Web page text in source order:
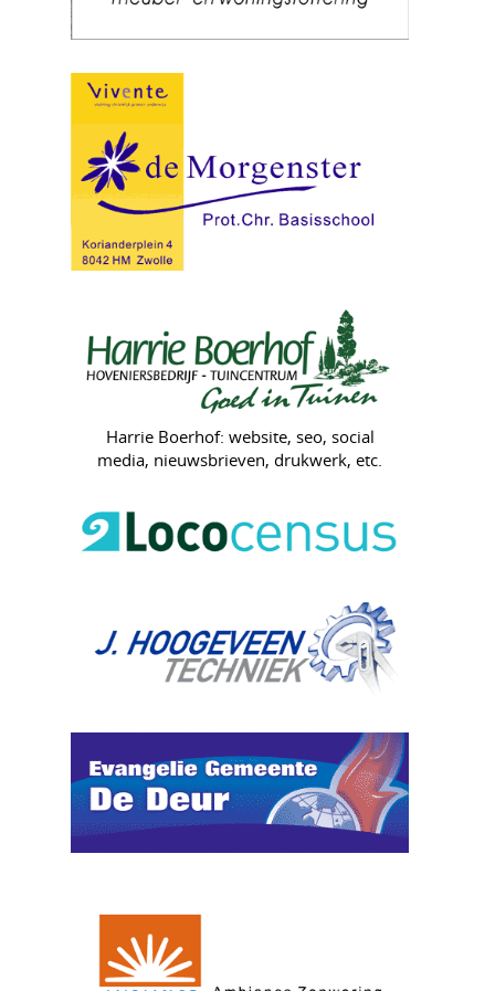
Harrie Boerhof: website, seo, social
media, nieuwsbrieven, drukwerk, etc.